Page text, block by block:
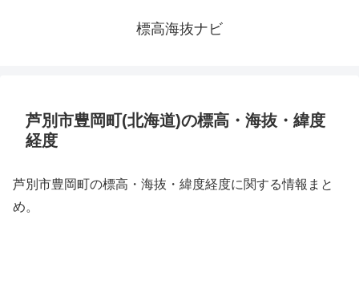
標高海抜ナビ
芦別市豊岡町(北海道)の標高・海抜・緯度
経度
芦別市豊岡町の標高・海抜・緯度経度に関する情報まと
め。